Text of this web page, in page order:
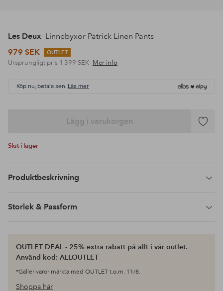
Les Deux Linnebyxor Patrick Linen Pants
979 SEK
OUTLET
Ursprungligt pris 1 399 SEK Mer info
Köp nu, betala sen. Läs mer
Lägg i varukorgen
Lägg
Slut i lager
Produktbeskrivning
Storlek & Passform
OUTLET DEAL - 25% extra rabatt på allt i vår outlet.
Använd kod: ALLOUTLET
*Gäller varor märkta med OUTLET t.o.m. 11/8.
Shoppa här